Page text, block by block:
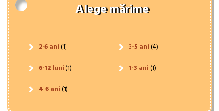
Alege mărime
2-6 ani(1) 3-5 ani(4)
6-12 luni(1) 1-3 ani(1)
4-6 ani(1)